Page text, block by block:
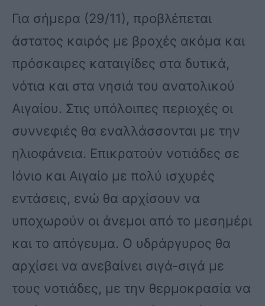
Για σήμερα (29/11), προβλέπεται
άστατος καιρός με βροχές ακόμα και
πρόσκαιρες καταιγίδες στα δυτικά,
νότια και στα νησιά του ανατολικού
Αιγαίου. Στις υπόλοιπες περιοχές οι
συννεφιές θα εναλλάσσονται με την
ηλιοφάνεια. Επικρατούν νοτιάδες σε
Ιόνιο και Αιγαίο με πολύ ισχυρές
εντάσεις, ενώ θα αρχίσουν να
υποχωρούν οι άνεμοι από το μεσημέρι
και το απόγευμα. Ο υδράργυρος θα
αρχίσει να ανεβαίνει σιγά-σιγά με
τους νοτιάδες, με την θερμοκρασία να